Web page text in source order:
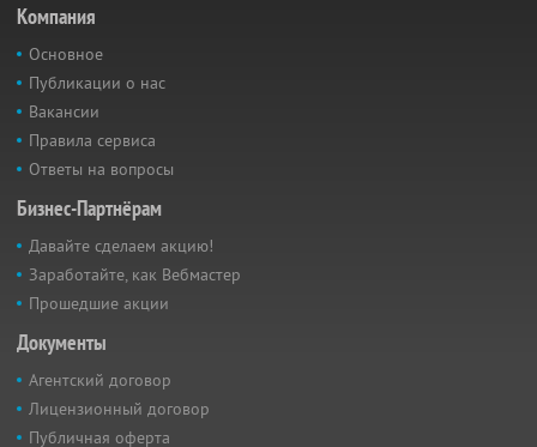
Компания
Основное
Публикации о нас
Вакансии
Правила сервиса
Ответы на вопросы
Бизнес-Партнёрам
Давайте сделаем акцию!
Заработайте, как Вебмастер
Прошедшие акции
Документы
Агентский договор
Лицензионный договор
Публичная оферта